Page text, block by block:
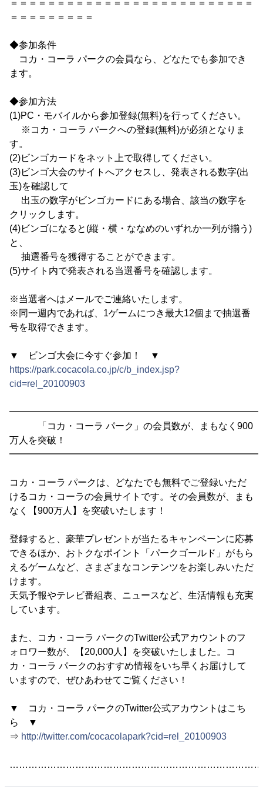
＝＝＝＝＝＝＝＝＝＝＝＝＝＝＝＝＝＝＝＝＝＝＝＝＝＝
＝＝＝＝＝＝＝＝＝
◆参加条件
コカ・コーラ パークの会員なら、どなたでも参加でき
ます。
◆参加方法
(1)PC・モバイルから参加登録(無料)を行ってください。
※コカ・コーラ パークへの登録(無料)が必須となりま
す。
(2)ビンゴカードをネット上で取得してください。
(3)ビンゴ大会のサイトへアクセスし、発表される数字(出
玉)を確認して
出玉の数字がビンゴカードにある場合、該当の数字を
クリックします。
(4)ビンゴになると(縦・横・ななめのいずれか一列が揃う)
と、
抽選番号を獲得することができます。
(5)サイト内で発表される当選番号を確認します。
※当選者へはメールでご連絡いたします。
※同一週内であれば、1ゲームにつき最大12個まで抽選番
号を取得できます。
▼ ビンゴ大会に今すぐ参加！ ▼
https://park.cocacola.co.jp/c/b_index.jsp?
cid=rel_20100903
「コカ・コーラ パーク」の会員数が、まもなく900
万人を突破！
コカ・コーラ パークは、どなたでも無料でご登録いただ
けるコカ・コーラの会員サイトです。その会員数が、まも
なく【900万人】を突破いたします！
登録すると、豪華プレゼントが当たるキャンペーンに応募
できるほか、おトクなポイント「パークゴールド」がもら
えるゲームなど、さまざまなコンテンツをお楽しみいただ
けます。
天気予報やテレビ番組表、ニュースなど、生活情報も充実
しています。
また、コカ・コーラ パークのTwitter公式アカウントのフ
ォロワー数が、【20,000人】を突破いたしました。コ
カ・コーラ パークのおすすめ情報をいち早くお届けして
いますので、ぜひあわせてご覧ください！
▼ コカ・コーラ パークのTwitter公式アカウントはこち
ら ▼
⇒ http://twitter.com/cocacolapark?cid=rel_20100903